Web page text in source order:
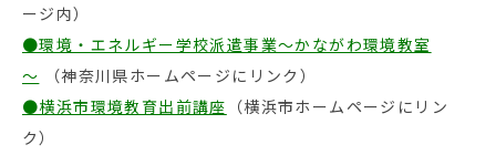
ージ内）
●環境・エネルギー学校派遣事業～かながわ環境教室
～ （神奈川県ホームページにリンク）
●横浜市環境教育出前講座 （横浜市ホームページにリン
ク）